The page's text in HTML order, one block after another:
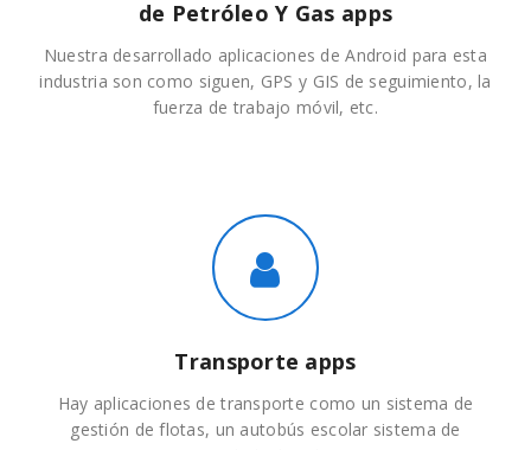
de Petróleo Y Gas apps
Nuestra desarrollado aplicaciones de Android para esta
industria son como siguen, GPS y GIS de seguimiento, la
fuerza de trabajo móvil, etc.
Transporte apps
Hay aplicaciones de transporte como un sistema de
gestión de flotas, un autobús escolar sistema de